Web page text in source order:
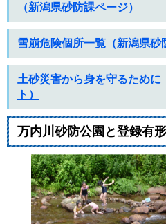
（新潟県砂防課ページ）
雪崩危険個所一覧（新潟県砂
土砂災害から身を守るために
ト）
万内川砂防公園と登録有